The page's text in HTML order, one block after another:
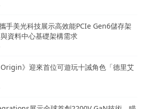
手美光科技展示高效能PCIe Gen6儲存架
資料中心基礎架構需求
Origin》迎來首位可遊玩十誡角色「德里艾